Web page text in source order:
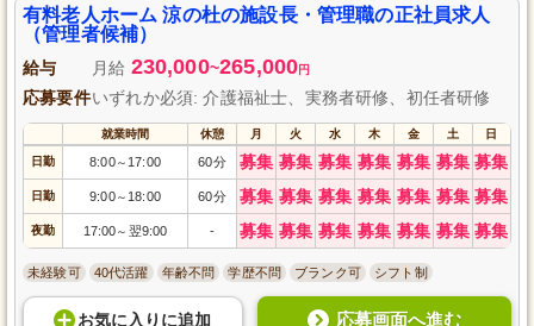
有料老人ホーム 涼の杜の施設長・管理職の正社員求人
（管理者候補）
給与 月給 230,000~265,000円
応募要件いずれか必須: 介護福祉士、実務者研修、初任者研修
就業時間 休憩 月 火 水 木 金 土 日
日勤 8:00～ 17:00 60分 募集 募集 募集 募集 募集 募集 募集
日勤 9:00～ 18:00 60分 募集 募集 募集 募集 募集 募集 募集
夜勤 17:00～ 翌9:00 - 募集 募集 募集 募集 募集 募集 募集
未経験可 40代活躍 年齢不問 学歴不問 ブランク可 シフト制
お気に入り に追加 応募画面へ進む